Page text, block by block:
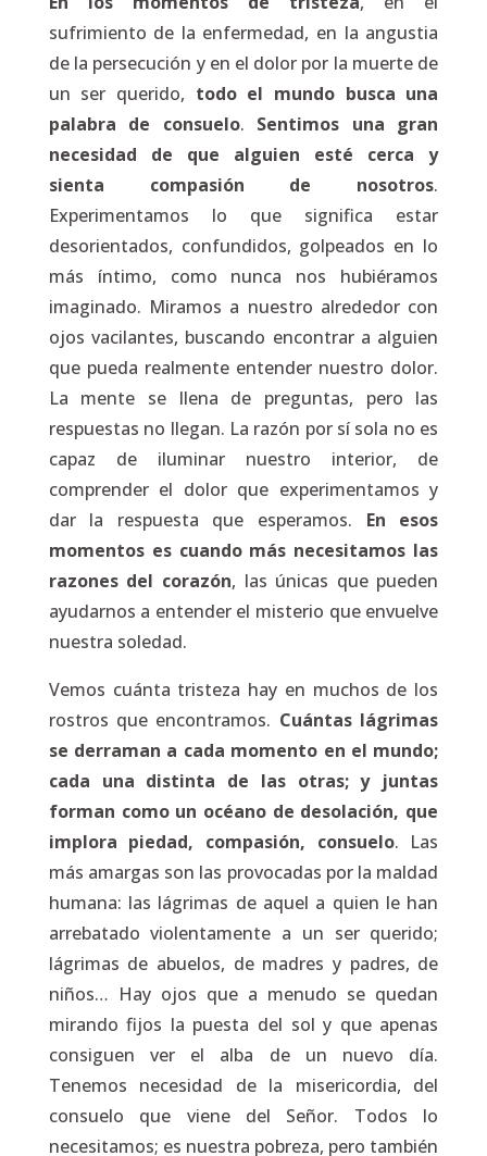
sufrimiento de la enfermedad, en la angustia
de la persecución y en el dolor por la muerte de
un ser querido, todo el mundo busca una
palabra de consuelo. Sentimos una gran
necesidad de que alguien esté cerca y
sienta compasión de nosotros.
Experimentamos lo que significa estar
desorientados, confundidos, golpeados en lo
más íntimo, como nunca nos hubiéramos
imaginado. Miramos a nuestro alrededor con
ojos vacilantes, buscando encontrar a alguien
que pueda realmente entender nuestro dolor.
La mente se llena de preguntas, pero las
respuestas no llegan. La razón por sí sola no es
capaz de iluminar nuestro interior, de
comprender el dolor que experimentamos y
dar la respuesta que esperamos. En esos
momentos es cuando más necesitamos las
razones del corazón, las únicas que pueden
ayudarnos a entender el misterio que envuelve
nuestra soledad.
Vemos cuánta tristeza hay en muchos de los
rostros que encontramos. Cuántas lágrimas
se derraman a cada momento en el mundo;
cada una distinta de las otras; y juntas
forman como un océano de desolación, que
implora piedad, compasión, consuelo. Las
más amargas son las provocadas por la maldad
humana: las lágrimas de aquel a quien le han
arrebatado violentamente a un ser querido;
lágrimas de abuelos, de madres y padres, de
niños… Hay ojos que a menudo se quedan
mirando fijos la puesta del sol y que apenas
consiguen ver el alba de un nuevo día.
Tenemos necesidad de la misericordia, del
consuelo que viene del Señor. Todos lo
necesitamos; es nuestra pobreza, pero también